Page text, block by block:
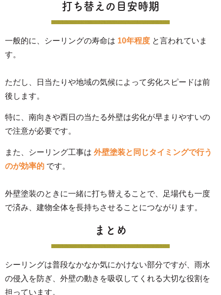
打ち替えの目安時期
一般的に、シーリングの寿命は 10年程度 と言われていま
す。
ただし、日当たりや地域の気候によって劣化スピードは前
後します。
特に、南向きや西日の当たる外壁は劣化が早まりやすいの
で注意が必要です。
また、シーリング工事は 外壁塗装と同じタイミングで行う
のが効率的 です。
外壁塗装のときに一緒に打ち替えることで、足場代も一度
で済み、建物全体を長持ちさせることにつながります。
まとめ
シーリングは普段なかなか気にかけない部分ですが、雨水
の侵入を防ぎ、外壁の動きを吸収してくれる大切な役割を
担っています。